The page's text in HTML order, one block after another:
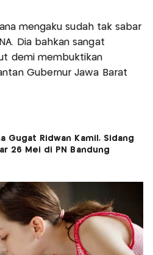
mengaku sudah tak sabar
Dia bahkan sangat
demi membuktikan
Gubernur Jawa Barat
Gugat Ridwan Kamil, Sidang
26 Mei di PN Bandung